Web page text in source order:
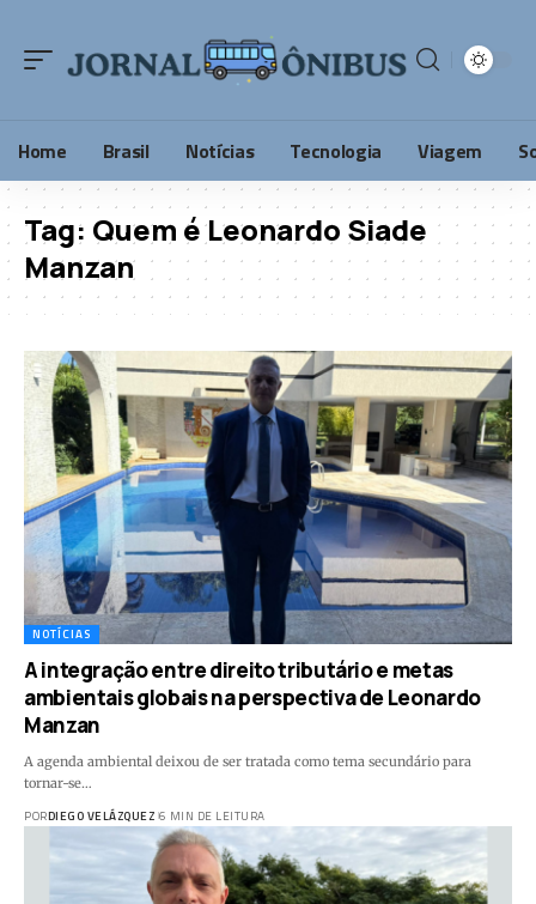
Home Brasil Notícias Tecnologia Viagem
Tag: Quem é Leonardo Siade
Manzan
NOTÍCIAS
A integração entre direito tributário e metas
ambientais globais na perspectiva de Leonardo
Manzan
A agenda ambiental deixou de ser tratada como tema secundário para
tornar-se…
PORDIEGO VELÁZQUEZ 6 MIN DE LEITURA